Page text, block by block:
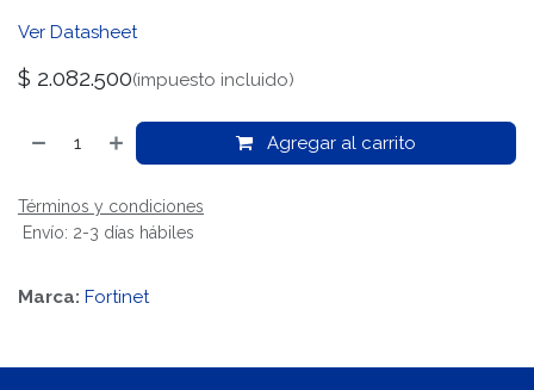
Ver Datasheet
$ 2.082.500(impuesto incluido)
Agregar al carrito
Términos y condiciones
Envío: 2-3 días hábiles
Marca: Fortinet